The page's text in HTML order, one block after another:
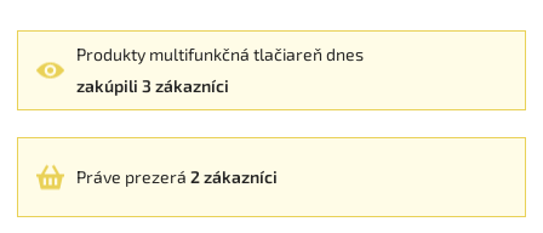
Produkty multifunkčná tlačiareň dnes
zakúpili 3 zákazníci
Práve prezerá 2 zákazníci